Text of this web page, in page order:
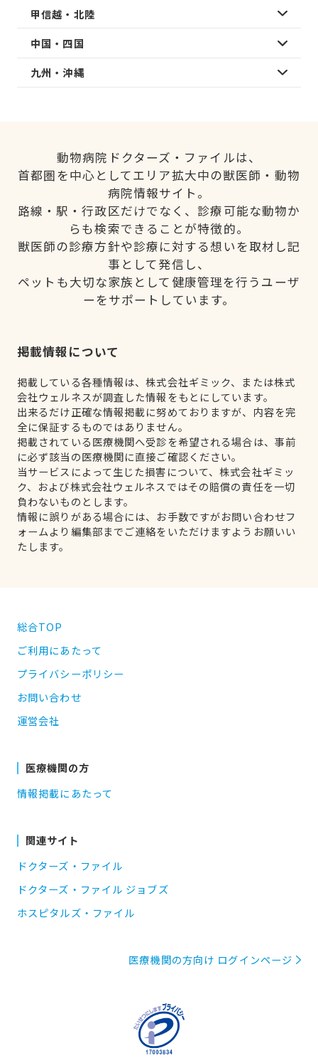
甲信越・北陸
中国・四国
九州・沖縄
動物病院ドクターズ・ファイルは、
首都圏を中心としてエリア拡大中の獣医師・動物
病院情報サイト。
路線・駅・行政区だけでなく、診療可能な動物か
らも検索できることが特徴的。
獣医師の診療方針や診療に対する想いを取材し記
事として発信し、
ペットも大切な家族として健康管理を行うユーザ
ーをサポートしています。
掲載情報について
掲載している各種情報は、株式会社ギミック、または株式
会社ウェルネスが調査した情報をもとにしています。
出来るだけ正確な情報掲載に努めておりますが、内容を完
全に保証するものではありません。
掲載されている医療機関へ受診を希望される場合は、事前
に必ず該当の医療機関に直接ご確認ください。
当サービスによって生じた損害について、株式会社ギミッ
ク、および株式会社ウェルネスではその賠償の責任を一切
負わないものとします。
情報に誤りがある場合には、お手数ですがお問い合わせフ
ォームより編集部までご連絡をいただけますようお願いい
たします。
総合TOP
ご利用にあたって
プライバシーポリシー
お問い合わせ
運営会社
医療機関の方
情報掲載にあたって
関連サイト
ドクターズ・ファイル
ドクターズ・ファイル ジョブズ
ホスピタルズ・ファイル
医療機関の方向け ログインページ